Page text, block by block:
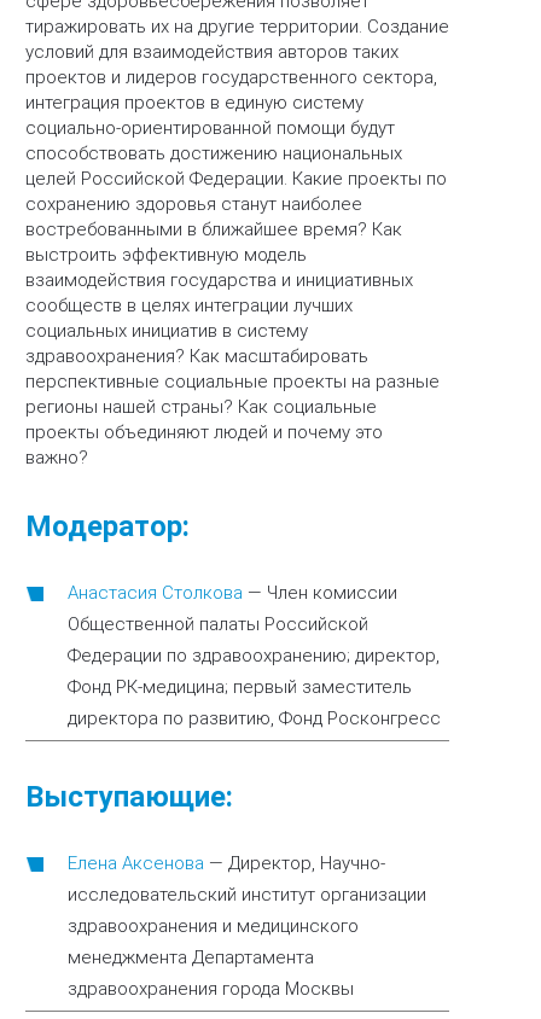
тиражировать их на другие территории. Создание
условий для взаимодействия авторов таких
проектов и лидеров государственного сектора,
интеграция проектов в единую систему
социально-ориентированной помощи будут
способствовать достижению национальных
целей Российской Федерации. Какие проекты по
сохранению здоровья станут наиболее
востребованными в ближайшее время? Как
выстроить эффективную модель
взаимодействия государства и инициативных
сообществ в целях интеграции лучших
социальных инициатив в систему
здравоохранения? Как масштабировать
перспективные социальные проекты на разные
регионы нашей страны? Как социальные
проекты объединяют людей и почему это
важно?
Модератор:
Анастасия Столкова — Член комиссии
Общественной палаты Российской
Федерации по здравоохранению; директор,
Фонд РК-медицина; первый заместитель
директора по развитию, Фонд Росконгресс
Выступающие:
Елена Аксенова — Директор, Научно-
исследовательский институт организации
здравоохранения и медицинского
менеджмента Департамента
здравоохранения города Москвы